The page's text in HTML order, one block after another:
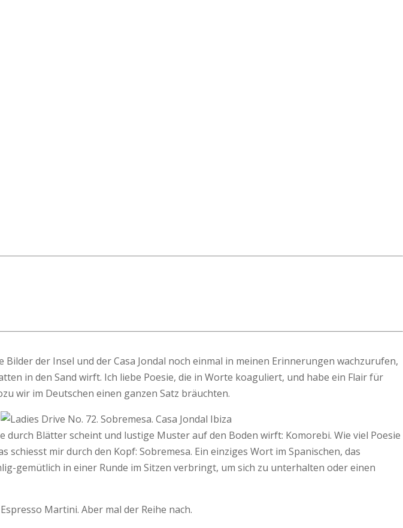
der Insel und der Casa Jondal noch einmal in meinen Erinnerungen wachzurufen,
in den Sand wirft. Ich liebe Poesie, die in Worte koaguliert, und habe ein Flair für
wir im Deutschen einen ganzen Satz bräuchten.
Blätter scheint und lus­tige Muster auf den Boden wirft: Komorebi. Wie viel Poesie
mir durch den Kopf: Sobremesa. Ein einziges Wort im Spanischen, das
gemütlich in einer Runde im Sitzen verbringt, um sich zu unterhalten oder einen
Martini. Aber mal der Reihe nach.